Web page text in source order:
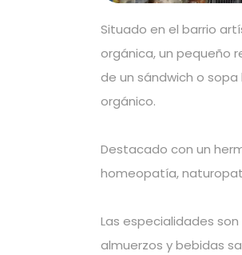
Situado en el barrio
orgánica, un pequeño
de un sándwich o
orgánico.
Destacado con un
homeopatía,
Las especialidades
almuerzos y bebidas